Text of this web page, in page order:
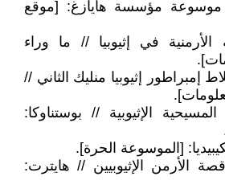
موسوعة مؤسسة هايازغ: [موقع
الأرمنية في إثيوبيا // ما وراء
إثيوبيا منليك الثاني //
الإثيوبية // بوستناوكا:
[الموسوعة الحرة].
الأرمن الإثيوبيين // هايترت: